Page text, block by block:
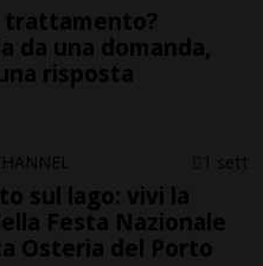
trattamento?
da una domanda,
risposta
1 sett
sul lago: vivi la
Festa Nazionale
Osteria del Porto